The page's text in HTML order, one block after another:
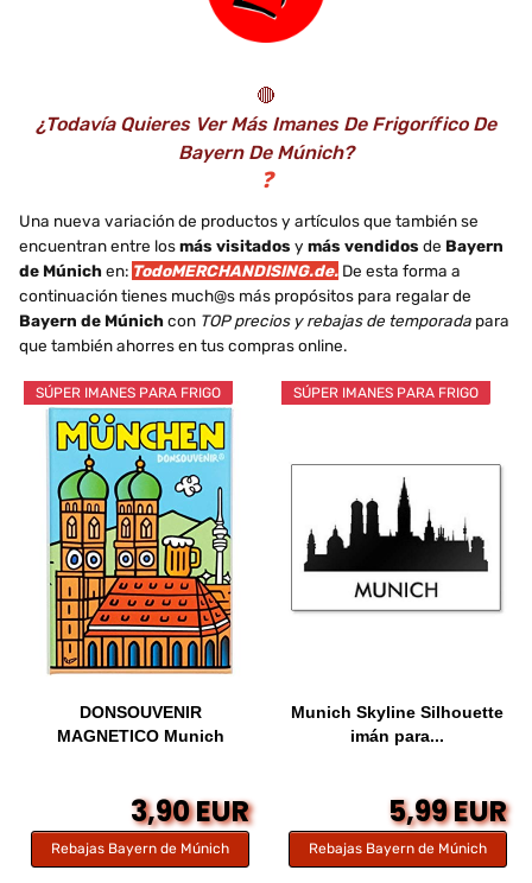
🔴
¿Todavía Quieres Ver Más Imanes De Frigorífico De
Bayern De Múnich?
❓
Una nueva variación de productos y artículos que también se
encuentran entre losmás visitados y más vendidos de Bayern
de Múnichen: TodoMERCHANDISING.de. De esta forma a
continuación tienes much@s más propósitos para regalar de
Bayern de Múnichcon TOP precios y rebajas de temporada para
que también ahorres en tus compras online.
SÚPER IMANES PARA FRIGO
DONSOUVENIR
MAGNETICO Munich
3,90 EUR
Rebajas Bayern de Múnich
SÚPER IMANES PARA FRIGO
Munich Skyline Silhouette
imán para...
5,99 EUR
Rebajas Bayern de Múnich